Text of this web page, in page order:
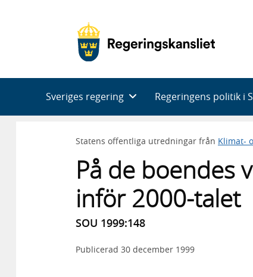
Sveriges regering Regeringens politik i
Statens offentliga utredningar från Klimat-
På de boendes
inför 2000-talet
SOU 1999:148
Publicerad 30 december 1999